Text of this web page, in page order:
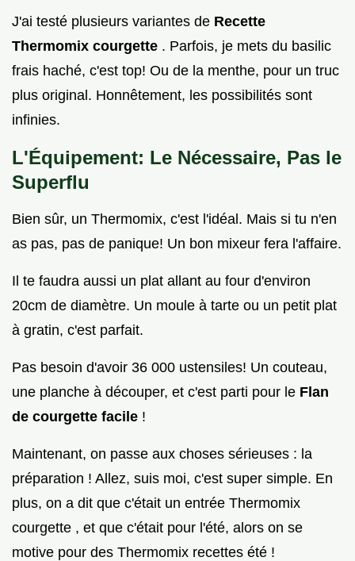
J'ai testé plusieurs variantes de Recette
Thermomix courgette . Parfois, je mets du basilic
frais haché, c'est top! Ou de la menthe, pour un truc
plus original. Honnêtement, les possibilités sont
infinies.
L'Équipement: Le Nécessaire, Pas le
Superflu
Bien sûr, un Thermomix, c'est l'idéal. Mais si tu n'en
as pas, pas de panique! Un bon mixeur fera l'affaire.
Il te faudra aussi un plat allant au four d'environ
20cm de diamètre. Un moule à tarte ou un petit plat
à gratin, c'est parfait.
Pas besoin d'avoir 36 000 ustensiles! Un couteau,
une planche à découper, et c'est parti pour le Flan
de courgette facile !
Maintenant, on passe aux choses sérieuses : la
préparation ! Allez, suis moi, c'est super simple. En
plus, on a dit que c'était un entrée Thermomix
courgette , et que c'était pour l'été, alors on se
motive pour des Thermomix recettes été !